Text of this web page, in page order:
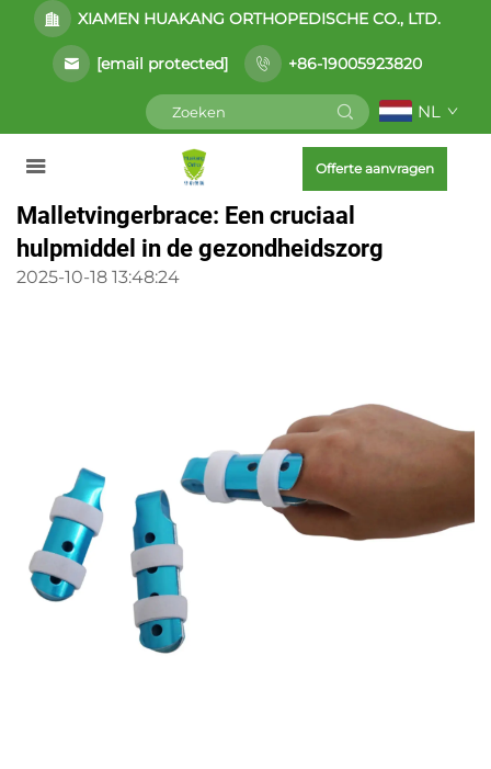
XIAMEN HUAKANG ORTHOPEDISCHE CO., LTD.
[email protected] +86-19005923820
NL
Offerte aanvragen
Malletvingerbrace: Een cruciaal
hulpmiddel in de gezondheidszorg
2025-10-18 13:48:24